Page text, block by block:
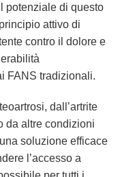
potenziale di questo
attivo di
contro il dolore e
FANS tradizionali.
dall’artrite
da altre condizioni
soluzione efficace
l’accesso a